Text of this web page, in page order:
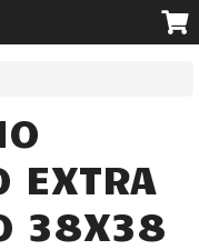
EXTRA
38X38